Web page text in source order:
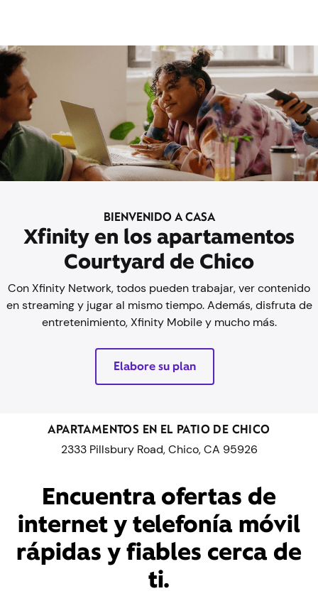
BIENVENIDO A CASA
Xfinity en los apartamentos
Courtyard de Chico
Con Xfinity Network, todos pueden trabajar, ver contenido
en streaming y jugar al mismo tiempo. Además, disfruta de
entretenimiento, Xfinity Mobile y mucho más.
Elabore su plan
APARTAMENTOS EN EL PATIO DE CHICO
2333 Pillsbury Road, Chico, CA 95926
Encuentra ofertas de
internet y telefonía móvil
rápidas y fiables cerca de
ti.